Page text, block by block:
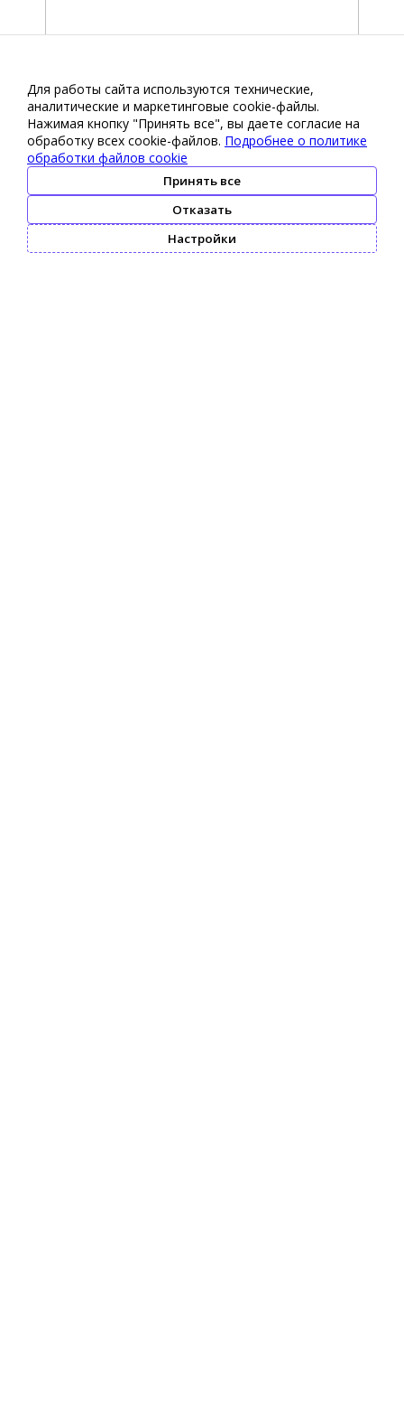
Для работы сайта используются технические,
аналитические и маркетинговые сооkіе-файлы.
Нажимая кнопку "Принять все", вы даете согласие на
обработку всех cookie-файлов. Подробнее о политике
обработки файлов cookie
Принять все
Отказать
Настройки